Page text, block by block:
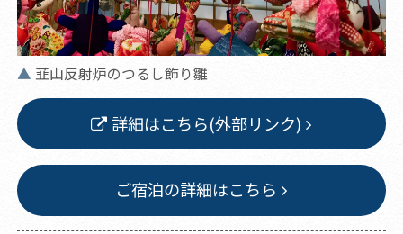
韮山反射炉のつるし飾り雛
詳細はこちら(外部リンク)
ご宿泊の詳細はこちら